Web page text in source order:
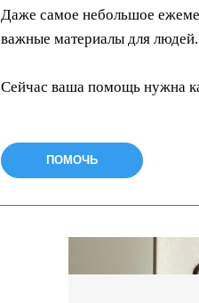
Даже самое небольшое
важные материалы для людей.
Сейчас ваша помощь нужна
ПОМОЧЬ